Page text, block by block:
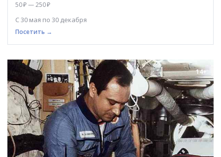
50 ₽ — 250 ₽
С 30 мая по 30 декабря
Посетить →
14+